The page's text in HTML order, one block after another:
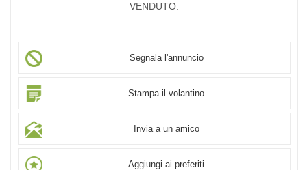
VENDUTO.
Segnala l'annuncio
Stampa il volantino
Invia a un amico
Aggiungi ai preferiti